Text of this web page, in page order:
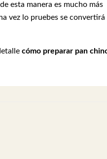
esta manera es mucho más
vez lo pruebes se convertirá
cómo preparar pan